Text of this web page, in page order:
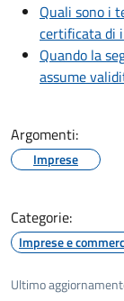
Quali sono i
certificata di
Quando la
assume
Argomenti:
Imprese
Categorie:
Imprese e
Ultimo